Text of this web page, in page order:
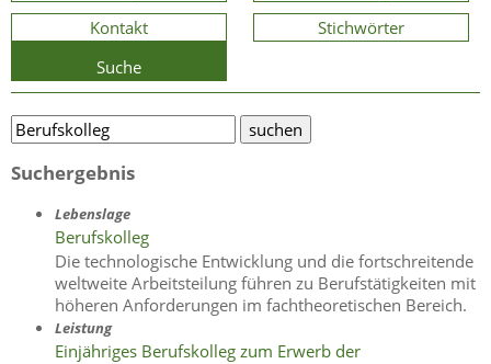
Kontakt
Stichwörter
Suche
Suchergebnis
Lebenslage
Berufskolleg
Die technologische Entwicklung und die fortschreitende
weltweite Arbeitsteilung führen zu Berufstätigkeiten mit
höheren Anforderungen im fachtheoretischen Bereich.
Leistung
Einjähriges Berufskolleg zum Erwerb der